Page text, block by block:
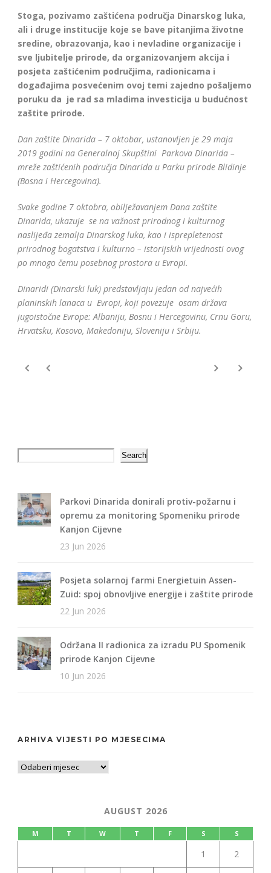
Stoga, pozivamo zaštićena područja Dinarskog luka,
ali i druge institucije koje se bave pitanjima životne
sredine, obrazovanja, kao i nevladine organizacije i
sve ljubitelje prirode, da organizovanjem akcija i
posjeta zaštićenim područjima, radionicama i
događajima posvećenim ovoj temi zajedno pošaljemo
poruku da je rad sa mladima investicija u budućnost
zaštite prirode.
Dan zaštite Dinarida – 7 oktobar, ustanovljen je 29 maja
2019 godini na Generalnoj Skupštini Parkova Dinarida –
mreže zaštićenih područja Dinarida u Parku prirode Blidinje
(Bosna i Hercegovina).
Svake godine 7 oktobra, obilježavanjem Dana zaštite
Dinarida, ukazuje se na važnost prirodnog i kulturnog
naslijeđa zemalja Dinarskog luka, kao i isprepletenost
prirodnog bogatstva i kulturno – istorijskih vrijednosti ovog
po mnogo čemu posebnog prostora u Evropi.
Dinaridi (Dinarski luk) predstavljaju jedan od najvećih
planinskih lanaca u Evropi, koji povezuje osam država
jugoistočne Evrope: Albaniju, Bosnu i Hercegovinu, Crnu Goru,
Hrvatsku, Kosovo, Makedoniju, Sloveniju i Srbiju.
Search
Parkovi Dinarida donirali protiv-požarnu i
opremu za monitoring Spomeniku prirode
Kanjon Cijevne
23 Jun 2026
Posjeta solarnoj farmi Energietuin Assen-
Zuid: spoj obnovljive energije i zaštite prirode
22 Jun 2026
Održana II radionica za izradu PU Spomenik
prirode Kanjon Cijevne
10 Jun 2026
ARHIVA VIJESTI PO MJESECIMA
AUGUST 2026
M T W T F S S
1 2